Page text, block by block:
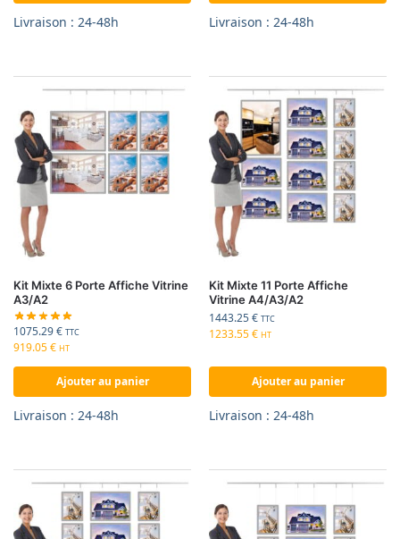
Livraison : 24-48h Livraison : 24-48h
Kit Mixte 6 Porte Affiche Vitrine
A3/A2
1075.29€ TTC
919.05€ HT
Ajouter au panier
Livraison : 24-48h
Kit Mixte 11 Porte Affiche
Vitrine A4/A3/A2
1443.25€ TTC
1233.55€ HT
Ajouter au panier
Livraison : 24-48h